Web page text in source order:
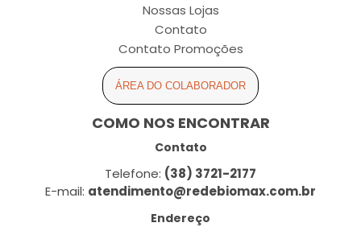
Nossas Lojas
Contato
Contato Promoções
ÁREA DO COLABORADOR
COMO NOS ENCONTRAR
Contato
Telefone: (38) 3721-2177
E-mail: atendimento@redebiomax.com.br
Endereço